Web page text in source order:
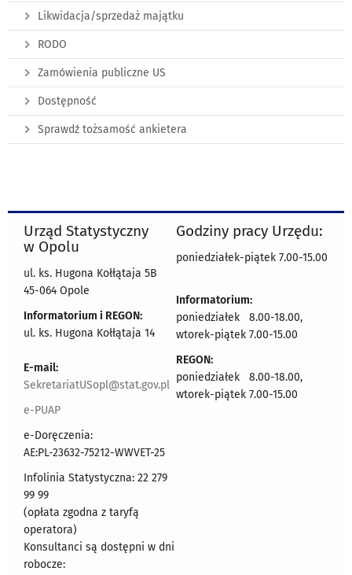
Likwidacja/sprzedaż majątku
RODO
Zamówienia publiczne US
Dostępność
Sprawdź tożsamość ankietera
Urząd Statystyczny
w Opolu
ul. ks. Hugona Kołłątaja 5B
45-064 Opole
Informatorium i REGON:
ul. ks. Hugona Kołłątaja 14
E-mail:
SekretariatUSopl@stat.gov.pl
e-PUAP
e-Doręczenia:
AE:PL-23632-75212-WWVET-25
Infolinia Statystyczna: 22 279
99 99
(opłata zgodna z taryfą
operatora)
Konsultanci są dostępni w dni
robocze:
Godziny pracy Urzędu:
poniedziałek-piątek 7.00-15.00
Informatorium:
poniedziałek 8.00-18.00,
wtorek-piątek 7.00-15.00
REGON:
poniedziałek 8.00-18.00,
wtorek-piątek 7.00-15.00